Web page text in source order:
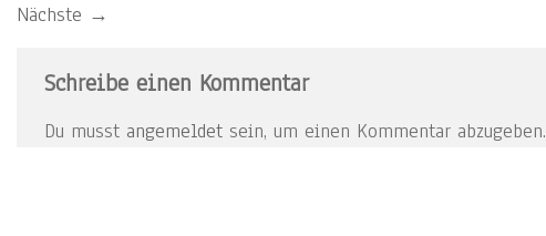
Nächste →
Schreibe einen Kommentar
Du musst angemeldet sein, um einen Kommentar abzugeben.